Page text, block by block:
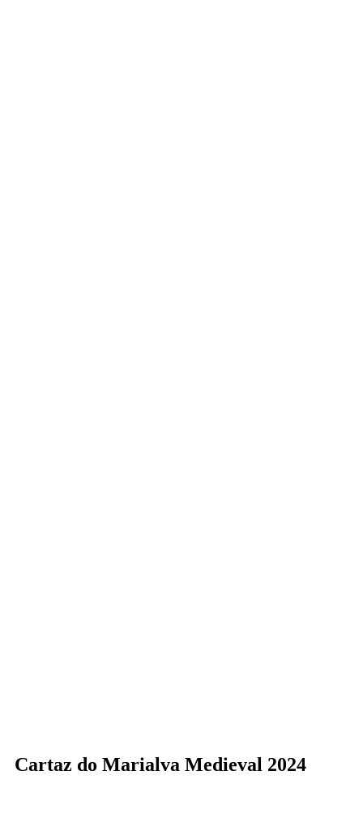
Cartaz do Marialva Medieval 2024